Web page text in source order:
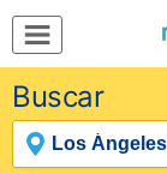
MENÚ
Inicio
Mi
Reserva
Buscar